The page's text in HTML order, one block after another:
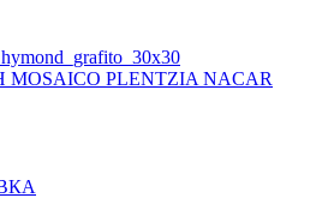
MOSAICO PLENTZIA NACAR